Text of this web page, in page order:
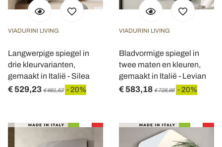
VIADURINI LIVING
Langwerpige spiegel in
drie kleurvarianten,
gemaakt in Italië - Silea
€ 529,23 € 661,53 - 20%
VIADURINI LIVING
Bladvormige spiegel in
twee maten en kleuren,
gemaakt in Italië - Levian
€ 583,18 € 728,98 - 20%